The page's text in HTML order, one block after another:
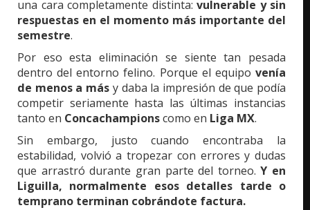
una cara completamente distinta: vulnerable y sin
respuestas en el momento más importante del
semestre.
Por eso esta eliminación se siente tan pesada
dentro del entorno felino. Porque el equipo venía
de menos a más y daba la impresión de que podía
competir seriamente hasta las últimas instancias
tanto en Concachampionscomo en Liga MX.
Sin embargo, justo cuando encontraba la
estabilidad, volvió a tropezar con errores y dudas
que arrastró durante gran parte del torneo.Y en
Liguilla, normalmente esos detalles tarde o
temprano terminan cobrándote factura.